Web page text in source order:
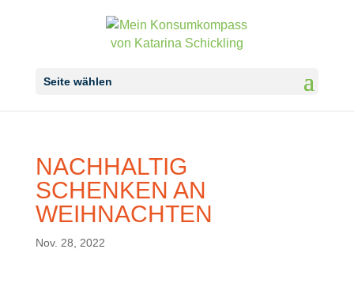
Seite wählen
NACHHALTIG
SCHENKEN AN
WEIHNACHTEN
Nov. 28, 2022